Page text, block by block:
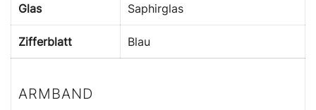
Glas Saphirglas
Zifferblatt Blau
ARMBAND